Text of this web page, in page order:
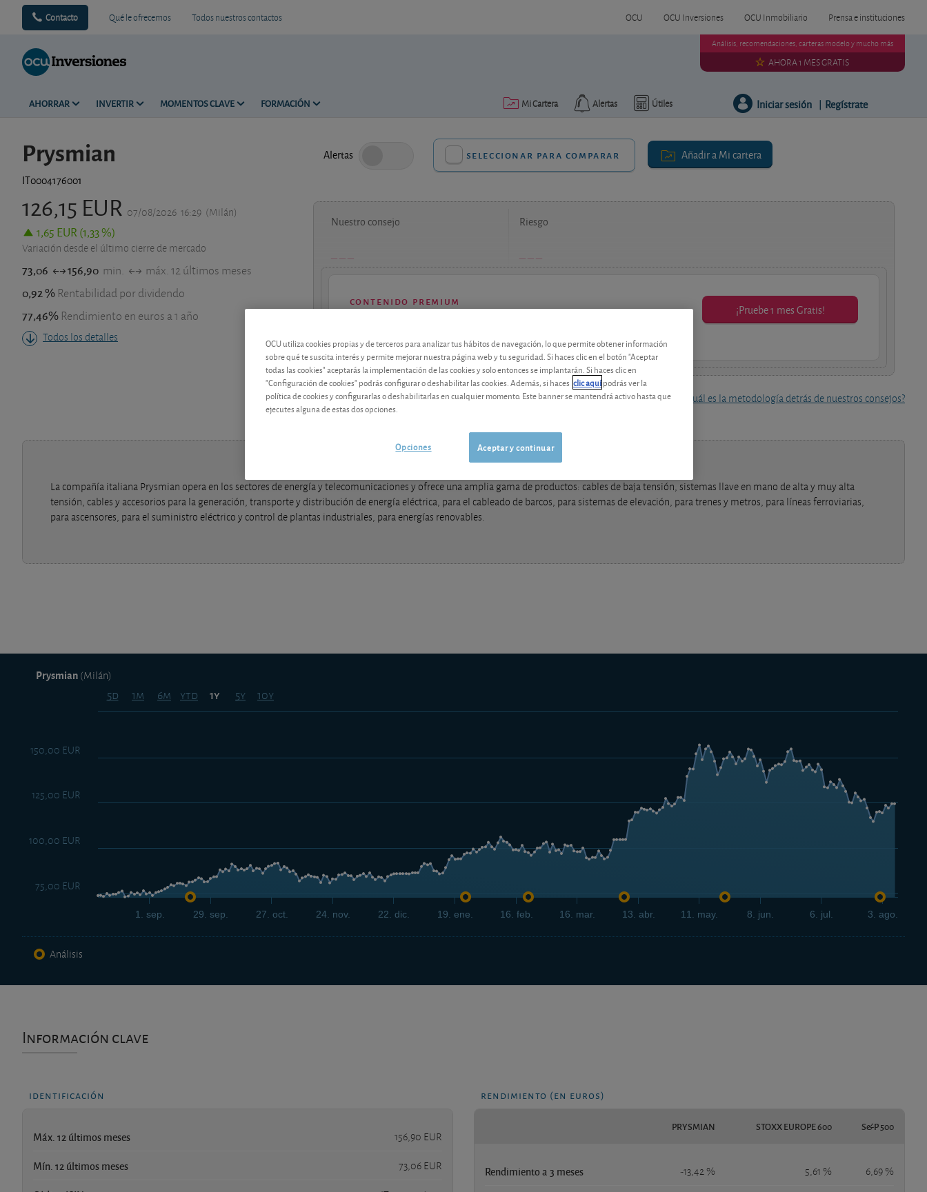
Contacto Qué le ofrecemos Todos nuestros contactos OCU OCU Inversiones OCU Inmobiliario Prensa e instituciones
AHORRAR INVERTIR MOMENTOS CLAVE FORMACIÓN Útiles
Alertas
Mi Cartera
Análisis, recomendaciones, carteras modelo y mucho más
AHORA 1 MES GRATIS
Iniciar sesión | Regístrate
Prysmian
IT0004176001
Alertas seleccionar para comparar Añadir a Mi cartera
126,15 EUR 07/08/2026 16:29 (Milán)
1,65 EUR (1,33 %)
Variación desde el último cierre de mercado
73,06 156,90 min. máx. 12 últimos meses
0,92 % Rentabilidad por dividendo
77,46% Rendimiento en euros a 1 año
Todos los detalles
Nuestro consejo Riesgo
contenido premium
¡Pruebe 1 mes Gratis!
¿Cuál es la metodología detrás de nuestros consejos?
La compañía italiana Prysmian opera en los sectores de energía y telecomunicaciones y ofrece una amplia gama de productos: cables de baja tensión, sistemas llave en mano de alta y muy alta
tensión, cables y accesorios para la generación, transporte y distribución de energía eléctrica, para el cableado de barcos, para sistemas de elevación, para trenes y metros, para líneas ferroviarias,
para ascensores, para el suministro eléctrico y control de plantas industriales, para energías renovables.
5d 1m 6m ytd 1y 5y 10y
1. sep. 29. sep. 27. oct. 24. nov. 22. dic. 19. ene. 16. feb. 16. mar. 13. abr. 11. may. 8. jun. 6. jul. 3. ago.
Prysmian (Milán)
100,00 EUR
75,00 EUR
125,00 EUR
150,00 EUR
Análisis
Información clave
identificación
Máx. 12 últimos meses 156,90 EUR
Mín. 12 últimos meses 73,06 EUR
rendimiento (en euros)
PRYSMIAN STOXX EUROPE 600 S&P 500
Rendimiento a 3 meses -13,42 % 5,61 % 6,69 %
OCU utiliza cookies propias y de terceros para analizar tus hábitos de navegación, lo que permite obtener información
sobre qué te suscita interés y permite mejorar nuestra página web y tu seguridad. Si haces clic en el botón "Aceptar
todas las cookies" aceptarás la implementación de las cookies y solo entonces se implantarán. Si haces clic en
"Configuración de cookies" podrás configurar o deshabilitar las cookies. Además, si haces clic aquípodrás ver la
política de cookies y configurarlas o deshabilitarlas en cualquier momento. Este banner se mantendrá activo hasta que
ejecutes alguna de estas dos opciones.
Aceptar y continuar
Opciones